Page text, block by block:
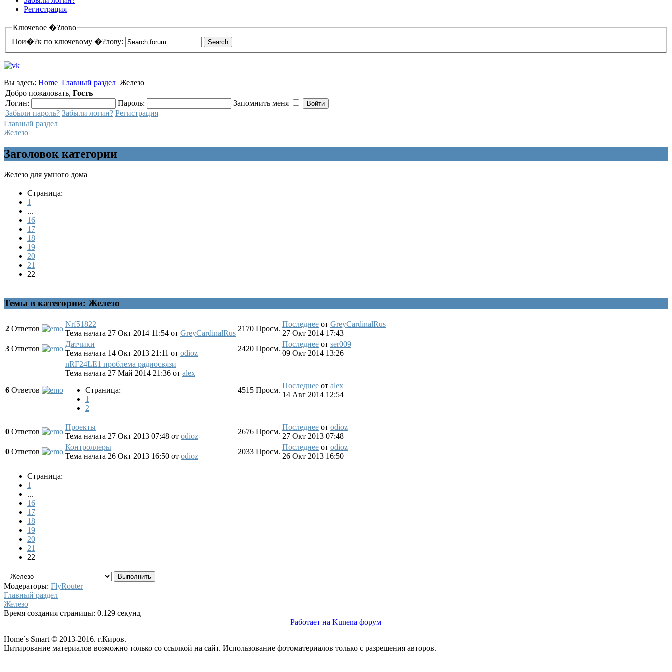
Регистрация
Ключевое �?лово
Пои�?к по ключевому �?лову:
Вы здесь: Home Главный раздел Железо
Добро пожаловать, Гость
Логин:
Пароль:
Запомнить меня
Забыли пароль? Забыли логин? Регистрация
Главный раздел
Железо
Заголовок категории
Железо для умного дома
Страница:
1
...
16
17
18
19
20
21
22
Темы в категории: Железо
2 Ответов
Nrf51822
Тема начата 27 Окт 2014 11:54 от GreyCardinalRus
2170 Просм.
Последнее от GreyCardinalRus
27 Окт 2014 17:43
3 Ответов
Датчики
Тема начата 14 Окт 2013 21:11 от odioz
2420 Просм.
Последнее от ser009
09 Окт 2014 13:26
6 Ответов
nRF24LE1 проблема радиосвязи
Тема начата 27 Май 2014 21:36 от alex
Страница:
1
2
4515 Просм.
Последнее от alex
14 Авг 2014 12:54
0 Ответов
Проекты
Тема начата 27 Окт 2013 07:48 от odioz
2676 Просм.
Последнее от odioz
27 Окт 2013 07:48
0 Ответов
Контроллеры
Тема начата 26 Окт 2013 16:50 от odioz
2033 Просм.
Последнее от odioz
26 Окт 2013 16:50
Страница:
1
...
16
17
18
19
20
21
22
Модераторы: FlyRouter
Главный раздел
Железо
Время создания страницы: 0.129 секунд
Работает на Kunena форум
Home`s Smart © 2013-2016. г.Киров.
Цитирование материалов возможно только со ссылкой на сайт. Использование фотоматериалов только с разрешения авторов.